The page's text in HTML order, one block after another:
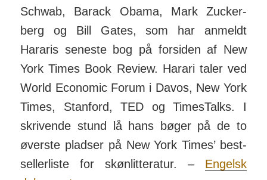
Schwab, Barack Obama, Mark Zuc­ker­
berg og Bill Gates, som har an­­meldt
Hararis seneste bog på for­­siden af New
York Times Book Review. Harari taler ved
World Eco­nomic Forum i Davos, New York
Times, Stan­­ford, TED og Times­Talks. I
skri­vende stund lå hans bøger på de to
øverste pladser på New York Times’ best­­
sel­ler­­liste for skøn­­lit­­te­­ratur. – Engelsk